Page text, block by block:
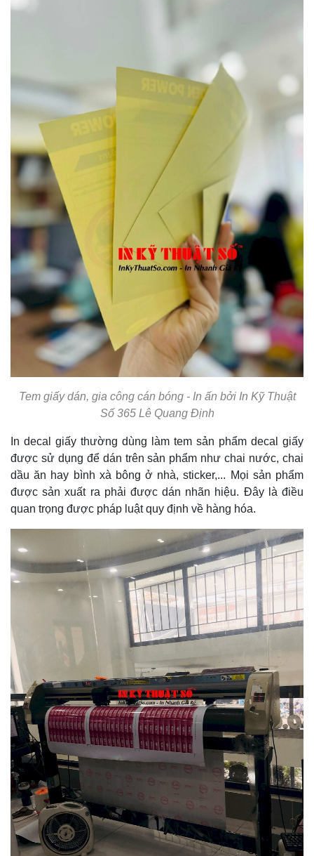
Tem giấy dán, gia công cán bóng - In ấn bởi In Kỹ Thuật
Số 365 Lê Quang Định
In decal giấy thường dùng làm tem sản phẩm decal giấy
được sử dụng để dán trên sản phẩm như chai nước, chai
dầu ăn hay bình xà bông ở nhà, sticker,... Mọi sản phẩm
được sản xuất ra phải được dán nhãn hiệu. Đây là điều
quan trọng được pháp luật quy định về hàng hóa.